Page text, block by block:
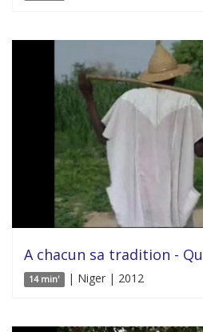
A chacun sa tradition -
14 min' | Niger | 2012